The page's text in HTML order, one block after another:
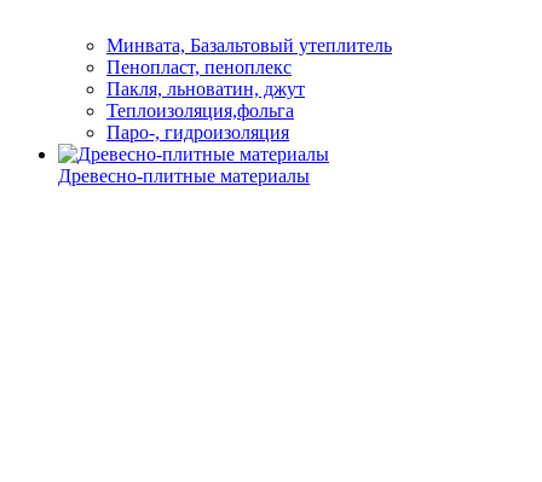
Минвата, Базальтовый утеплитель
Пенопласт, пеноплекс
Пакля, льноватин, джут
Теплоизоляция,фольга
Паро-, гидроизоляция
Древесно-плитные материалы